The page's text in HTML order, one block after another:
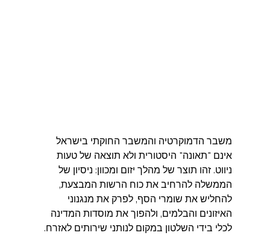
משבר הדמוקרטיה והמשבר החוקתי בישראל
אינם "תאונה" היסטורית ולא תוצאה של טעות
ניווט. זהו תוצר של מהלך יזום ומכוון: ניסיון של
הממשלה להרחיב את כוח הרשות המבצעת,
להחליש את שומרי הסף, לפרק את מנגנוני
האיזונים והבלמים, ולהפוך את מוסדות המדינה
לכלי בידי השלטון במקום לנותני שירותים לאזרח.